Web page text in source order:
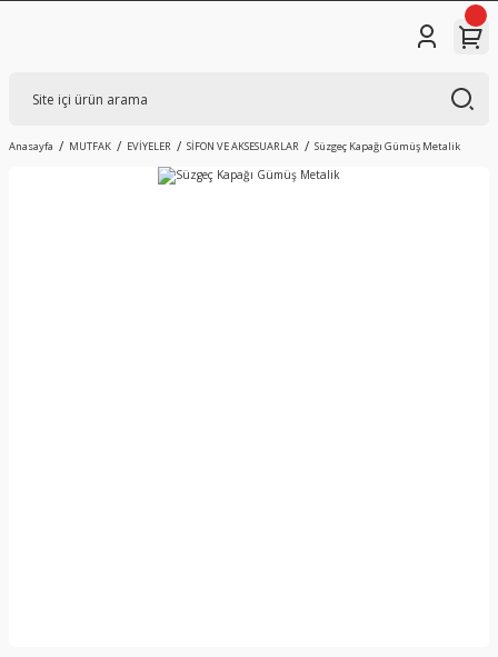
Anasayfa MUTFAK EVİYELER SİFON VE AKSESUARLAR Süzgeç Kapağı Gümüş Metalik